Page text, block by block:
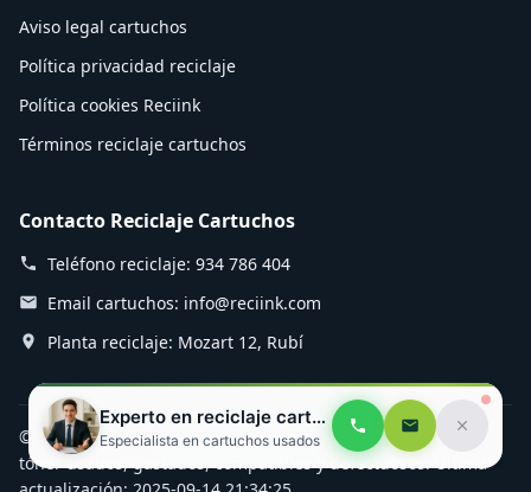
Experto en reciclaje cartuchos
Especialista en cartuchos usados
Aviso legal cartuchos
Política privacidad reciclaje
Política cookies Reciink
Términos reciclaje cartuchos
Contacto Reciclaje Cartuchos
Teléfono reciclaje: 934 786 404
Email cartuchos: info@reciink.com
Planta reciclaje: Mozart 12, Rubí
© 2025 Reciink - Especialistas en reciclaje de cartuchos de
tóner usados, gastados, compatibles y defectuosos. Última